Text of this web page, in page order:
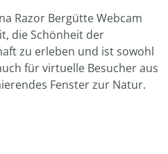
Razor Bergütte Webcam
die Schönheit der
zu erleben und ist sowohl
für virtuelle Besucher aus
Fenster zur Natur.